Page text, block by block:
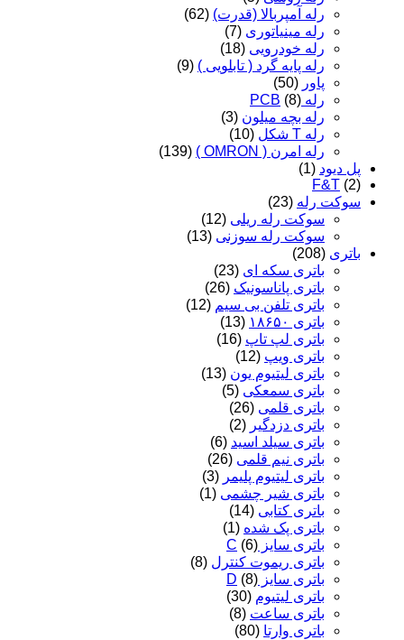
رله آمپربالا (قدرت) (62)
رله مینیاتوری (7)
رله خودرویی (18)
رله پایه گرد ( تابلویی ) (9)
پاور (50)
رله PCB (8)
رله بچه میلون (3)
رله T شکل
(10)
رله امرن ( OMRON )
(139)
پل دیود (1)
F&T (2)
سوکت رله (23)
سوکت رله ریلی (12)
سوکت رله سوزنی (13)
باتری (208)
باتری سکه ای (23)
باتری پاناسونیک (26)
باتری تلفن بی سیم (12)
باتری ۱۸۶۵۰
(13)
باتری لپ تاپ (16)
باتری ویپ (12)
باتری لیتیوم یون (13)
باتری سمعکی (5)
باتری قلمی (26)
باتری دزدگیر (2)
باتری سیلد اسید (6)
باتری نیم قلمی (26)
باتری لیتیوم پلیمر (3)
باتری شیر چشمی (1)
باتری کتابی (14)
باتری پک شده (1)
باتری سایز C (6)
باتری ریموت کنترل (8)
باتری سایز D (8)
باتری لیتیوم (30)
باتری ساعت (8)
باتری وارتا (80)